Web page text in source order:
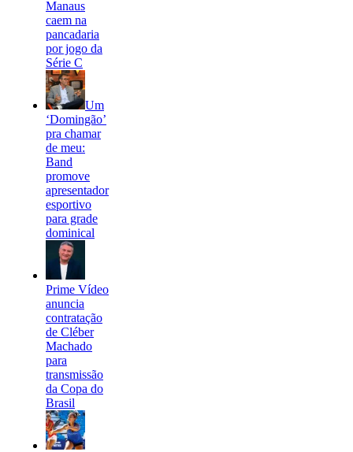
Manaus
caem na
pancadaria
por jogo da
Série C
Um
‘Domingão’
pra chamar
de meu:
Band
promove
apresentador
esportivo
para grade
dominical
Prime Vídeo
anuncia
contratação
de Cléber
Machado
para
transmissão
da Copa do
Brasil